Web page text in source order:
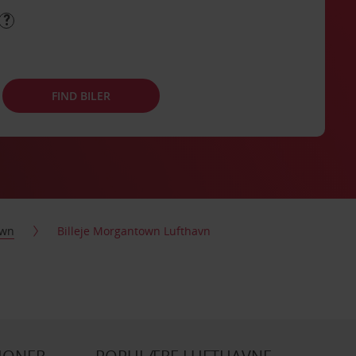
FIND BILER
Billeje Morgantown Lufthavn